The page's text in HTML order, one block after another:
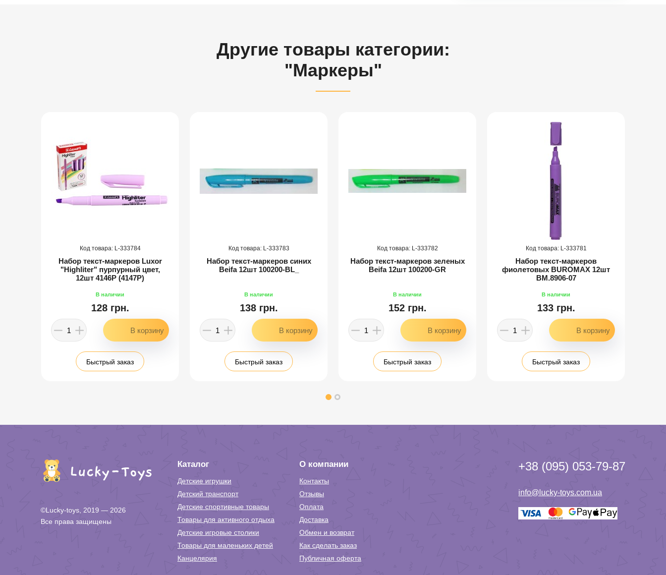
Другие товары категории:
"Маркеры"
333784
Набор текст-маркеров Luxor
"Highliter" пурпурный цвет,
12шт 4146P (4147P)
128 грн.
Быстрый заказ
333783
Набор текст-маркеров синих
Beifa 12шт 100200-BL_
138 грн.
Быстрый заказ
333782
Набор текст-маркеров зеленых
Beifa 12шт 100200-GR
152 грн.
Быстрый заказ
333781
Набор текст-маркеров
фиолетовых BUROMAX 12шт
BM.8906-07
133 грн.
Быстрый заказ
©Lucky-toys, 2019 — 2026
Все права защищены
Каталог
Детские игрушки
Детский транспорт
Детские спортивные товары
Товары для активного отдыха
Детские игровые столики
Товары для маленьких детей
Канцелярия
О компании
Контакты
Отзывы
Оплата
Доставка
Обмен и возврат
Как сделать заказ
Публичная оферта
+38 (095) 053-79-87
info@lucky-toys.com.ua